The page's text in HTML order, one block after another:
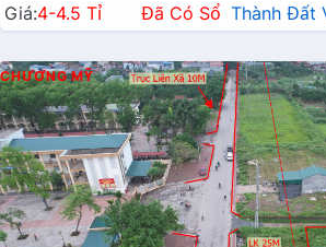
Giá:4-4.5 Tỉ Đã Có Sổ Thành Đất
CHƯƠNG MỸ